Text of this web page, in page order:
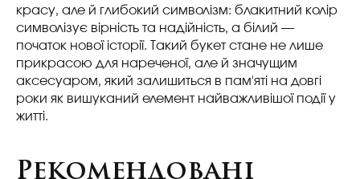
красу, але й глибокий символізм: блакитний колір
символізує вірність та надійність, а білий —
початок нової історії. Такий букет стане не лише
прикрасою для нареченої, але й значущим
аксесуаром, який залишиться в пам'яті на довгі
роки як вишуканий елемент найважливішої події у
житті.
Рекомендовані